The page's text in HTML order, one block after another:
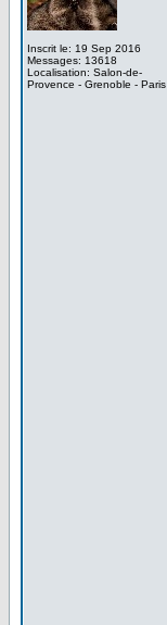
Inscrit le: 19 Sep 2016
Messages: 13618
Localisation: Salon-de-
Provence - Grenoble - Paris